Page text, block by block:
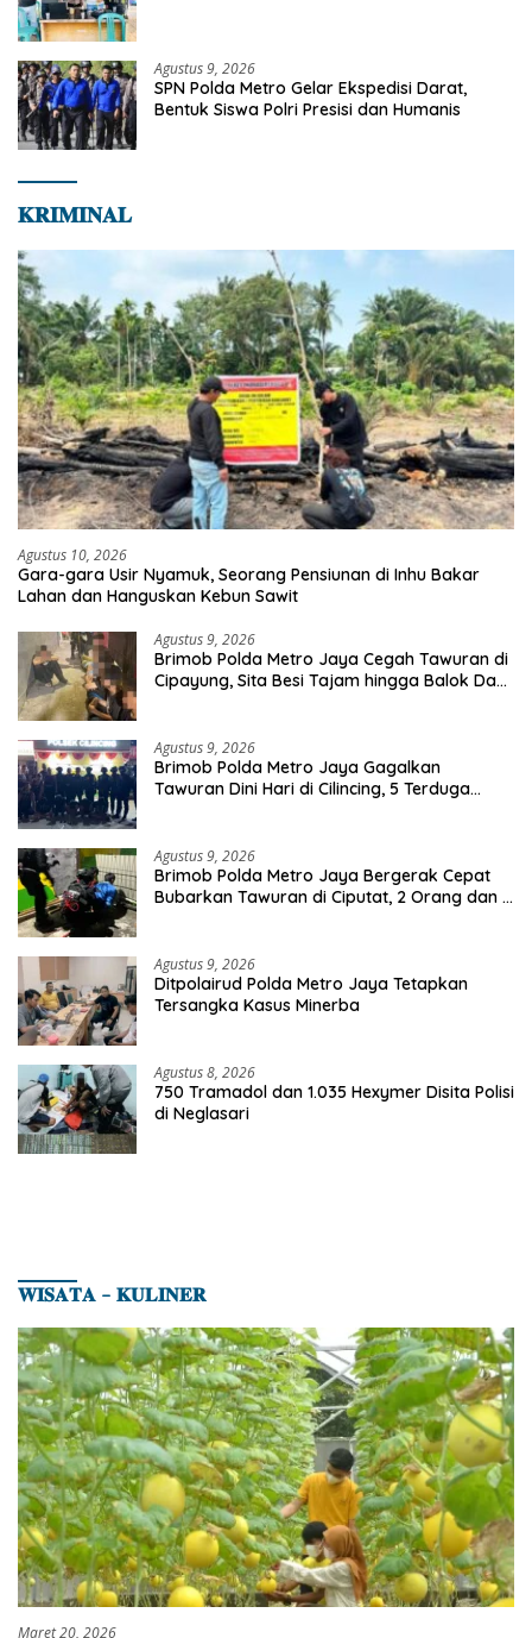
Agustus 9, 2026
SPN Polda Metro Gelar Ekspedisi Darat,
Bentuk Siswa Polri Presisi dan Humanis
𝐊𝐑𝐈𝐌𝐈𝐍𝐀𝐋
Agustus 10, 2026
Gara-gara Usir Nyamuk, Seorang Pensiunan di Inhu Bakar
Lahan dan Hanguskan Kebun Sawit
Agustus 9, 2026
Brimob Polda Metro Jaya Cegah Tawuran di
Cipayung, Sita Besi Tajam hingga Balok Dan
Agustus 9, 2026
Brimob Polda Metro Jaya Gagalkan
Tawuran Dini Hari di Cilincing, 5 Terduga
Agustus 9, 2026
Brimob Polda Metro Jaya Bergerak Cepat
Bubarkan Tawuran di Ciputat, 2 Orang dan 3
Agustus 9, 2026
Ditpolairud Polda Metro Jaya Tetapkan
Tersangka Kasus Minerba
Agustus 8, 2026
750 Tramadol dan 1.035 Hexymer Disita Polisi
di Neglasari
𝐖𝐈𝐒𝐀𝐓𝐀 – 𝐊𝐔𝐋𝐈𝐍𝐄𝐑
Maret 20, 2026